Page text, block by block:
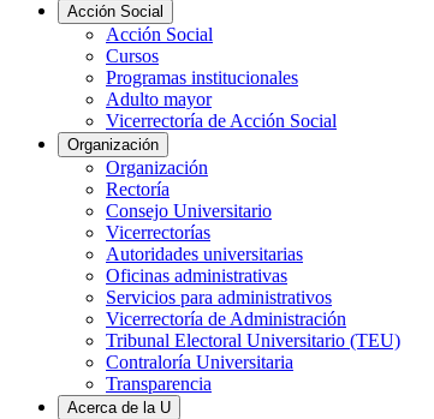
Acción Social
Acción Social
Cursos
Programas institucionales
Adulto mayor
Vicerrectoría de Acción Social
Organización
Organización
Rectoría
Consejo Universitario
Vicerrectorías
Autoridades universitarias
Oficinas administrativas
Servicios para administrativos
Vicerrectoría de Administración
Tribunal Electoral Universitario (TEU)
Contraloría Universitaria
Transparencia
Acerca de la U